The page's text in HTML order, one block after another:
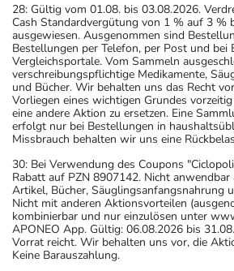
28: Gültig vom 01.08. bis 03.08.2026.
Cash Standardvergütung von 1 % auf 3 %
ausgewiesen. Ausgenommen sind
Bestellungen per Telefon, per Post und bei
Vergleichsportale. Vom Sammeln
verschreibungspflichtige Medikamente,
und Bücher. Wir behalten uns das Recht
Vorliegen eines wichtigen Grundes
eine andere Aktion zu ersetzen. Eine
erfolgt nur bei Bestellungen in
Missbrauch behalten wir uns eine
30: Bei Verwendung des Coupons
Rabatt auf PZN 8907142. Nicht
Artikel, Bücher, Säuglingsanfangsnahrung
Nicht mit anderen Aktionsvorteilen
kombinierbar und nur einzulösen unter
APONEO App. Gültig: 06.08.2026 bis
Vorrat reicht. Wir behalten uns vor, die
Keine Barauszahlung.